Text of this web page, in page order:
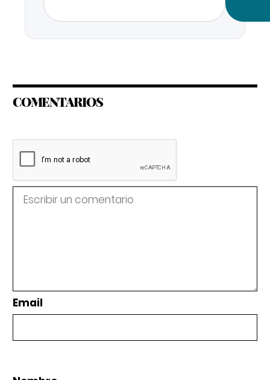
COMENTARIOS
Email